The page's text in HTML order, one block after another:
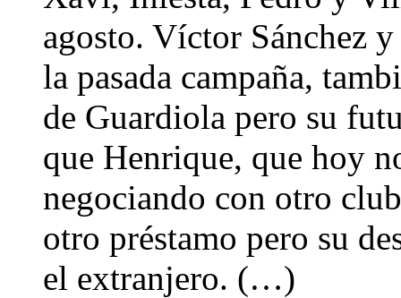
agosto. Víctor Sánchez
la pasada campaña,
de Guardiola pero su
que Henrique, que hoy
negociando con otro
otro préstamo pero su
el extranjero. (…)